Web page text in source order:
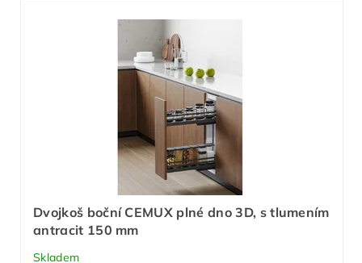
Dvojkoš boční CEMUX plné dno 3D, s tlumením
antracit 150 mm
Skladem